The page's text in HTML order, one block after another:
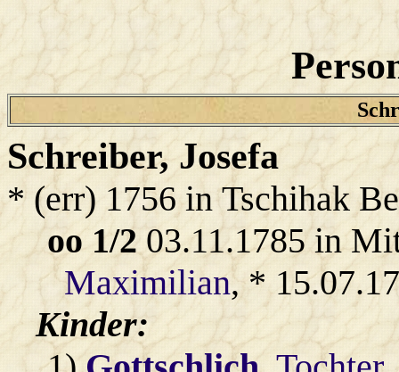
Schreiber, Josefa
* (err) 1756 in Tschihak
oo 1/2 03.11.1785 in
Maximilian, *
Kinder: